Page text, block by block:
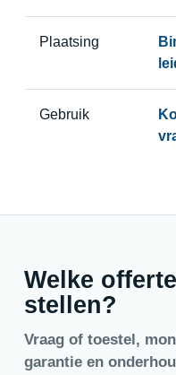
Plaatsing
Gebruik
Welke
stellen?
Vraag of toestel,
garantie en